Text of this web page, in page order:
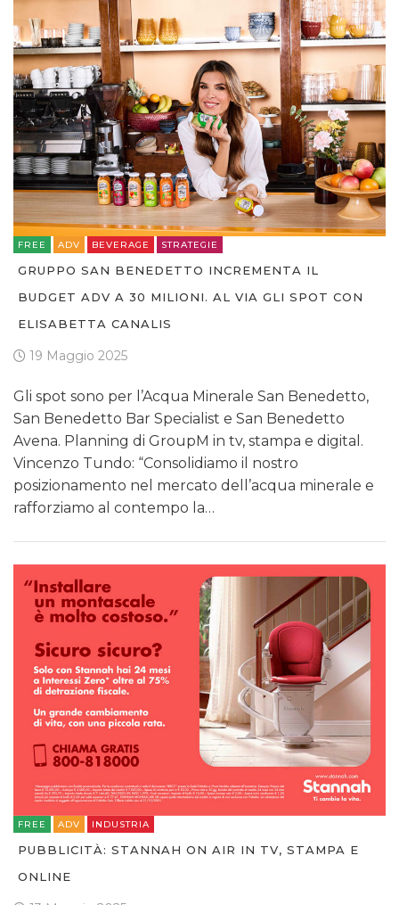
FREE ADV BEVERAGE STRATEGIE
GRUPPO SAN BENEDETTO INCREMENTA IL
BUDGET ADV A 30 MILIONI. AL VIA GLI SPOT CON
ELISABETTA CANALIS
19 Maggio 2025
Gli spot sono per l’Acqua Minerale San Benedetto,
San Benedetto Bar Specialist e San Benedetto
Avena. Planning di GroupM in tv, stampa e digital.
Vincenzo Tundo: “Consolidiamo il nostro
posizionamento nel mercato dell’acqua minerale e
rafforziamo al contempo la…
FREE ADV INDUSTRIA
PUBBLICITÀ: STANNAH ON AIR IN TV, STAMPA E
ONLINE